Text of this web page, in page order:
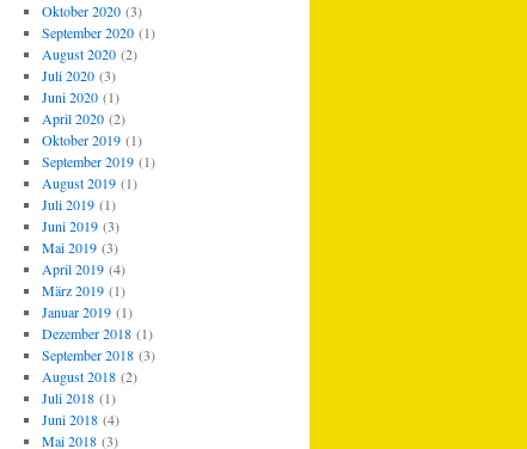
Oktober 2020(3)
September 2020(1)
August 2020(2)
Juli 2020(3)
Juni 2020(1)
April 2020(2)
Oktober 2019(1)
September 2019(1)
August 2019(1)
Juli 2019(1)
Juni 2019(3)
Mai 2019(3)
April 2019(4)
März 2019(1)
Januar 2019(1)
Dezember 2018(1)
September 2018(3)
August 2018(2)
Juli 2018(1)
Juni 2018(4)
Mai 2018(3)